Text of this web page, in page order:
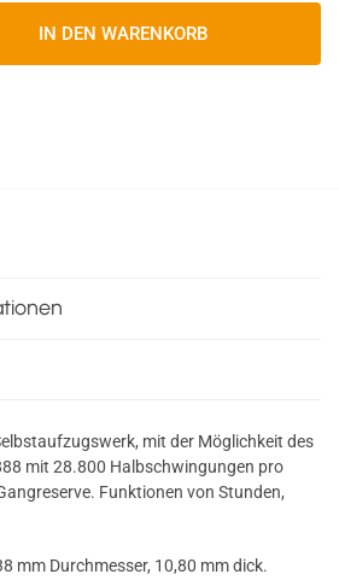
IN DEN WARENKORB
mit der Möglichkeit des
mit 28.800 Halbschwingungen pro
Funktionen von Stunden,
mm Durchmesser, 10,80 mm dick.